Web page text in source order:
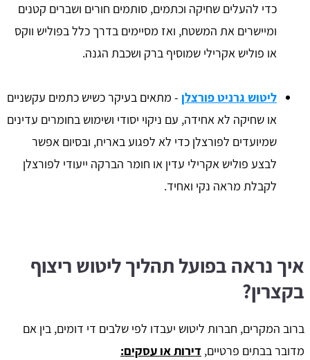
כדי להעלים שחיקה וכתמים, סותמים חורים ושברים קטנים
ומיישרים את המשטח, ואז מסיימים בדרך כלל בפוליש ווקס
או פוליש אקרילי שמוסיף ברק ושכבת הגנה.
ליטוש גרניט פורצלן - מתאים בעיקר כשיש כתמים עקשניים
או שחיקה לא אחידה, עם ניקוי יסודי ושימוש בחומרים עדינים
שמיועדים לפורצלן כדי לא לפגוע באריח, ובסיום אפשר
לבצע פוליש אקרילי עדין או חומר הברקה ייעודי לפורצלן
לקבלת מראה נקי ואחיד.
איך נראה בפועל תהליך ליטוש ריצוף
בקצרין?
ברוב המקרים, חברות ליטוש יעבדו לפי שלבים די דומים, בין אם
מדובר בבתים פרטיים, דירות או עסקים: